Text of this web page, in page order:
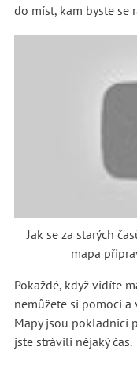
do míst, kam byste se
Jak se za starých
mapa
Pokaždé, když vidíte
nemůžete si pomoci
Mapy jsou pokladnicí
jste strávili nějaký čas.